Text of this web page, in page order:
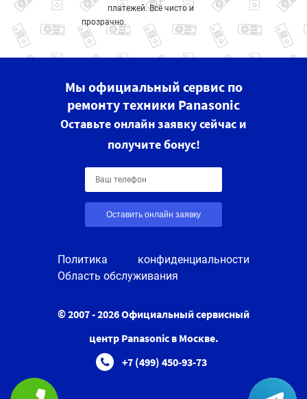
платежей. Всё чисто и
прозрачно.
Мы официальный сервис по
ремонту техники Panasonic
Оставьте онлайн заявку сейчас и
получите бонус!
Оставить онлайн заявку
Политика конфиденциальности
Область обслуживания
© 2007 - 2026 Официальный сервисный
центр Panasonic в Москве.
+7 (499) 450-93-73